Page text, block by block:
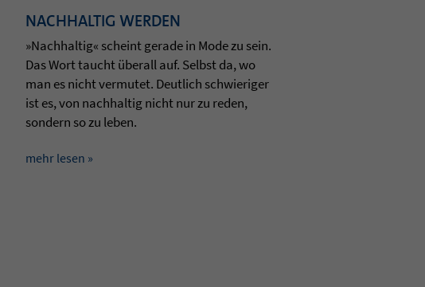
NACHHALTIG WERDEN
»Nach­hal­tig« scheint gerade in Mode zu sein.
Das Wort taucht über­all auf. Selbst da, wo
man es nicht ver­mu­tet. Deut­lich schwie­ri­ger
ist es, von nach­hal­tig nicht nur zu reden,
son­dern so zu leben.
mehr lesen »